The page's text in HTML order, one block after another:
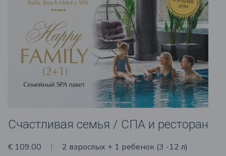
Счастливая семья / СПА и ресторан
€ 109.00 2 взрослых + 1 ребенок (3 -12 л)